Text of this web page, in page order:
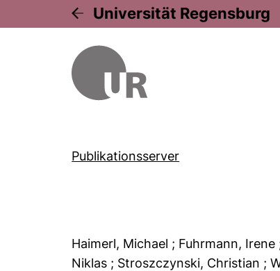
Universität Regensburg
Publikationsserver
Haimerl, Michael ; Fuhrmann, Irene
Niklas ; Stroszczynski, Christian ;